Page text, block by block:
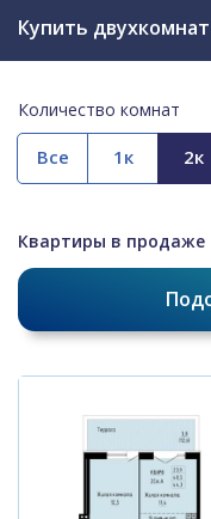
Купить
Количество комнат
Все
Квартиры в продаже